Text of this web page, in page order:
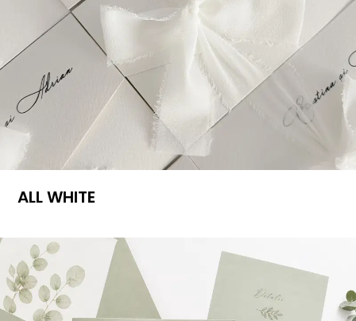
ALL WHITE